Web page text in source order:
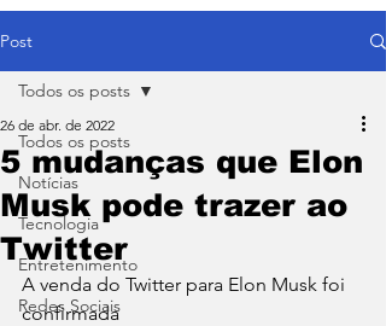
Post
Todos os posts
Notícias
Tecnologia
Entretenimento
Redes Sociais
Todos os posts
5 mudanças que Elon
Musk pode trazer ao
Twitter
26 de abr. de 2022
A venda do Twitter para Elon Musk foi
confirmada